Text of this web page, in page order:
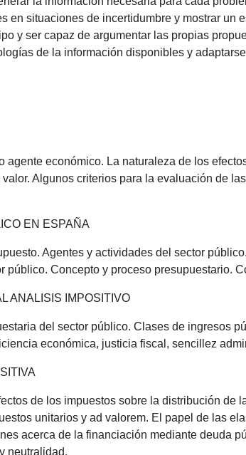
en situaciones de incertidumbre y mostrar un
y ser capaz de argumentar las propias
de la información disponibles y
agente económico. La naturaleza de los
Algunos criterios para la evaluación de
EN ESPAÑA
Agentes y actividades del sector
público. Concepto y proceso presupuestario.
ANALISIS IMPOSITIVO
del sector público. Clases de ingresos
económica, justicia fiscal, sencillez
de los impuestos sobre la distribución
unitarios y ad valorem. El papel de las
acerca de la financiación mediante deuda
neutralidad.